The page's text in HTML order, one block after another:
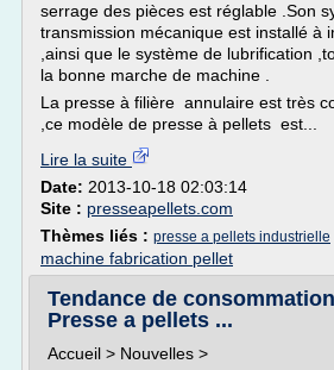
serrage des pièces est réglable .Son
transmission mécanique est installé à
,ainsi que le système de lubrification
la bonne marche de machine .
La presse à filière annulaire est très
,ce modèle de presse à pellets est...
Lire la suite
Date: 2013-10-18 02:03:14
Site : presseapellets.com
Thèmes liés : presse a pellets industrielle
machine fabrication pellet
Tendance de
Presse a pellets ...
Accueil > Nouvelles >